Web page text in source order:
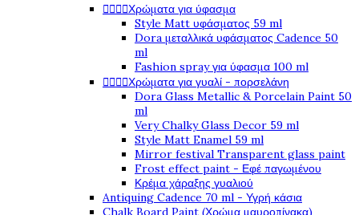
Χρώματα για ύφασμα
Style Matt υφάσματος 59 ml
Dora μεταλλικά υφάσματος Cadence 50
ml
Fashion spray για ύφασμα 100 ml
Χρώματα για γυαλί - πορσελάνη
Dora Glass Metallic & Porcelain Paint 50
ml
Very Chalky Glass Decor 59 ml
Style Matt Enamel 59 ml
Mirror festival Transparent glass paint
Frost effect paint - Εφέ παγωμένου
Κρέμα χάραξης γυαλιού
Antiquing Cadence 70 ml - Υγρή κάσια